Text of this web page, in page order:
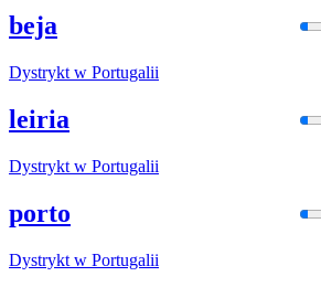
beja
Dystrykt w Portugalii
leiria
Dystrykt w Portugalii
porto
Dystrykt w Portugalii